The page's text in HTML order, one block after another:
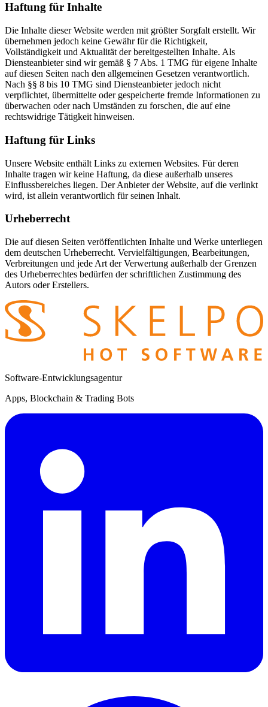
Haftung für Inhalte
Die Inhalte dieser Website werden mit größter Sorgfalt erstellt. Wir
übernehmen jedoch keine Gewähr für die Richtigkeit,
Vollständigkeit und Aktualität der bereitgestellten Inhalte. Als
Diensteanbieter sind wir gemäß § 7 Abs. 1 TMG für eigene Inhalte
auf diesen Seiten nach den allgemeinen Gesetzen verantwortlich.
Nach §§ 8 bis 10 TMG sind Diensteanbieter jedoch nicht
verpflichtet, übermittelte oder gespeicherte fremde Informationen zu
überwachen oder nach Umständen zu forschen, die auf eine
rechtswidrige Tätigkeit hinweisen.
Haftung für Links
Unsere Website enthält Links zu externen Websites. Für deren
Inhalte tragen wir keine Haftung, da diese außerhalb unseres
Einflussbereiches liegen. Der Anbieter der Website, auf die verlinkt
wird, ist allein verantwortlich für seinen Inhalt.
Urheberrecht
Die auf diesen Seiten veröffentlichten Inhalte und Werke unterliegen
dem deutschen Urheberrecht. Vervielfältigungen, Bearbeitungen,
Verbreitungen und jede Art der Verwertung außerhalb der Grenzen
des Urheberrechtes bedürfen der schriftlichen Zustimmung des
Autors oder Erstellers.
Software-Entwicklungsagentur
Apps, Blockchain & Trading Bots